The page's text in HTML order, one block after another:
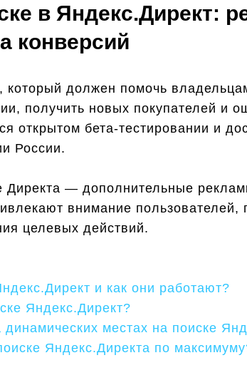
в Яндекс.Директ:
конверсий
должен помочь
получить новых покупателей и
открытом бета-тестировании и
России.
Директа — дополнительные
внимание пользователей,
целевых действий.
и как они работают?
Яндекс.Директ?
местах на поиске
Яндекс.Директа по